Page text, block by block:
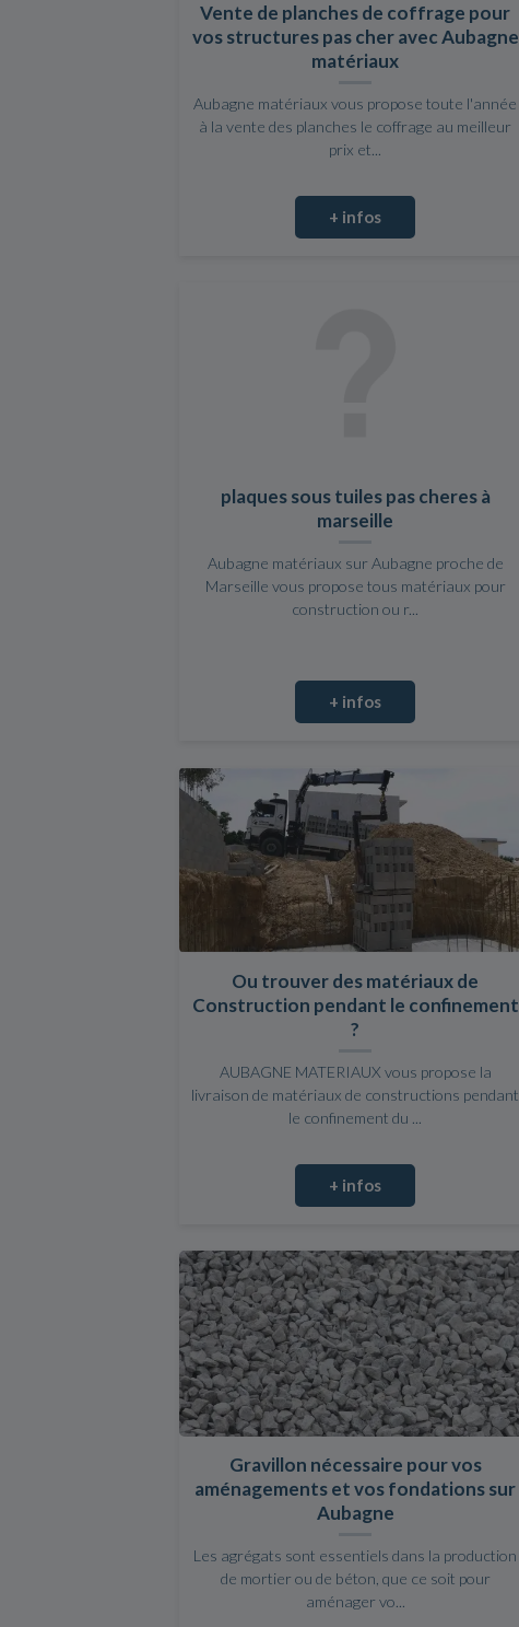
Vente de planches de coffrage pour
vos structures pas cher avec Aubagne
matériaux
Aubagne matériaux vous propose toute l'année
à la vente des planches le coffrage au meilleur
prix et...
+ infos
plaques sous tuiles pas cheres à
marseille
Aubagne matériaux sur Aubagne proche de
Marseille vous propose tous matériaux pour
construction ou r...
+ infos
Ou trouver des matériaux de
Construction pendant le confinement
?
AUBAGNE MATERIAUX vous propose la
livraison de matériaux de constructions pendant
le confinement du ...
+ infos
Gravillon nécessaire pour vos
aménagements et vos fondations sur
Aubagne
Les agrégats sont essentiels dans la production
de mortier ou de béton, que ce soit pour
aménager vo...